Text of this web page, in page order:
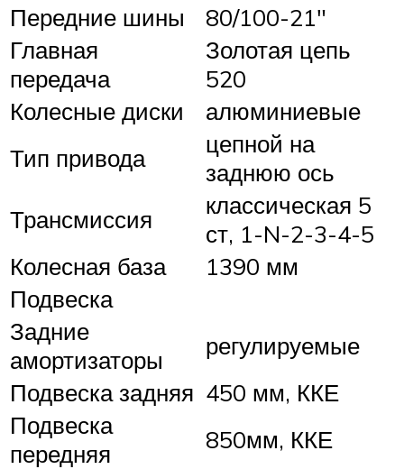
Передние шины
80/100-21″
Главная
передача
Золотая цепь
520
Колесные диски
алюминиевые
Тип привода
цепной на
заднюю ось
Трансмиссия
классическая 5
ст, 1-N-2-3-4-5
Колесная база
1390 мм
Подвеска
Задние
амортизаторы
регулируемые
Подвеска задняя 450 мм, ККЕ
Подвеска
передняя
850мм, ККЕ